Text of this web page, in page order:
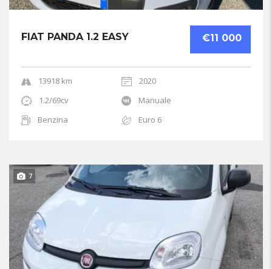
€11 000
FIAT PANDA 1.2 EASY
13918 km
2020
1.2/69cv
Manuale
Benzina
Euro 6
7